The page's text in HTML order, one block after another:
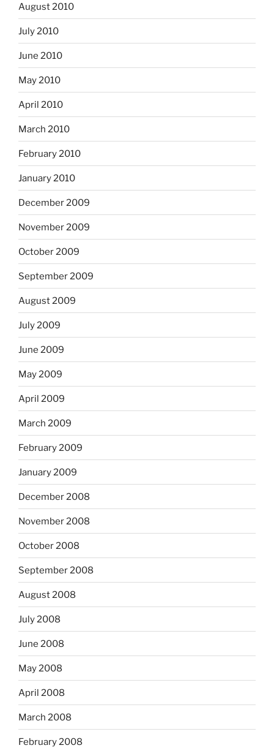
August 2010
July 2010
June 2010
May 2010
April 2010
March 2010
February 2010
January 2010
December 2009
November 2009
October 2009
September 2009
August 2009
July 2009
June 2009
May 2009
April 2009
March 2009
February 2009
January 2009
December 2008
November 2008
October 2008
September 2008
August 2008
July 2008
June 2008
May 2008
April 2008
March 2008
February 2008